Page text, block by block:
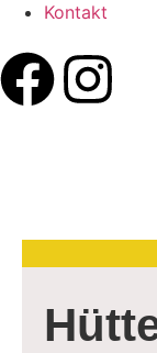
Kontakt